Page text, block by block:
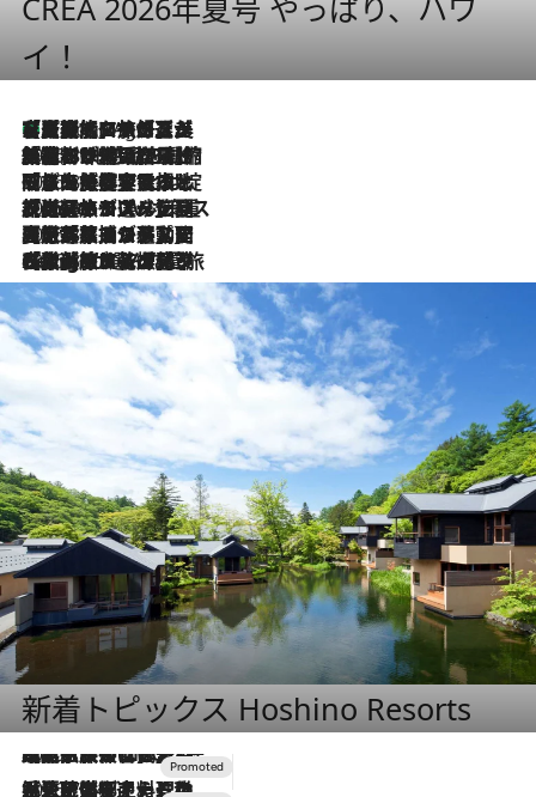
CREA 2026年夏号 やっぱり、ハワ
イ！
1 Hour Ago
【厳選旅コスメ】「多機能アイテムがメイン！」旅好き美容エディターが選んだ夏旅ベストコスメを発表【Mサイズジップ】
2026.8.6
「荷物が増えるほど旅ストレスは増す」美容ジャーナリストがたどり着いた最終結論。“化粧品を劇的に減らす”感動の凝縮美容とは
2026.8.6
「旅先には金髪ウィッグを持参」日本と同じメイクでは損してる!? 美容ジャーナリストが提案する“掟破りの旅美容”とは
2026.8.6
【厳選旅コスメ】「身軽さ＆UV対策重視！」ヘアアーティストshucoが選んだ夏旅ベストコスメを発表【Mサイズジップ】
2026.8.5
【厳選旅コスメ】国内をあちこち移動する河井菜摘が選んだ夏旅ベストコスメ発表！「リラックスアイテムはマスト」【Mサイズジップ】
2026.8.4
【厳選旅コスメ】「紫外線＆乾燥対策しながらメイク感も！」ヘア＆メイクGeorgeが選んだ夏旅ベストコスメを発表！【Mサイズジップ】
新着トピックス Hoshino Resorts
2026.7.31
【ホテル帰省】という選択肢をOMOが提案。家族とほどよい距離を保つには「昼は実家、夜は気兼ねなくホテルで！」
2026.7.24
【夏限定ディナーコース】旬を迎える稚鮎や花ズッキーニなどをイタリア・トスカーナの郷土料理の手法で満喫！